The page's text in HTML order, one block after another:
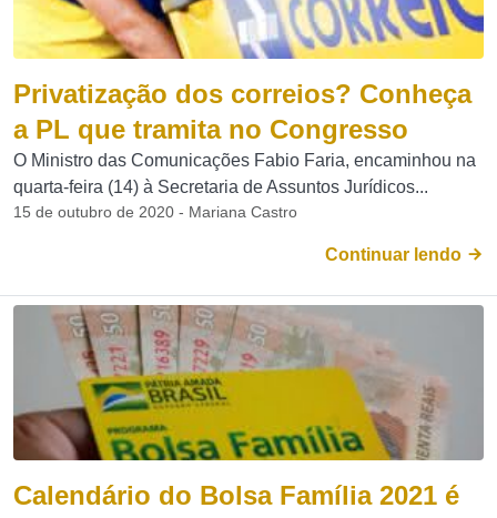
Privatização dos correios? Conheça
a PL que tramita no Congresso
O Ministro das Comunicações Fabio Faria, encaminhou na
quarta-feira (14) à Secretaria de Assuntos Jurídicos...
15 de outubro de 2020 - Mariana Castro
Continuar lendo
Calendário do Bolsa Família 2021 é